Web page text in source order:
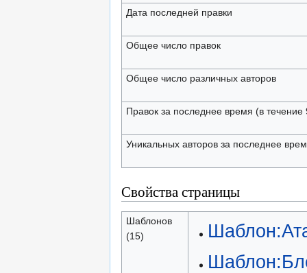
Дата последней правки
Общее число правок
Общее число различных авторов
Правок за последнее время (в течение
Уникальных авторов за последнее
Свойства страницы
Шаблонов
(15)